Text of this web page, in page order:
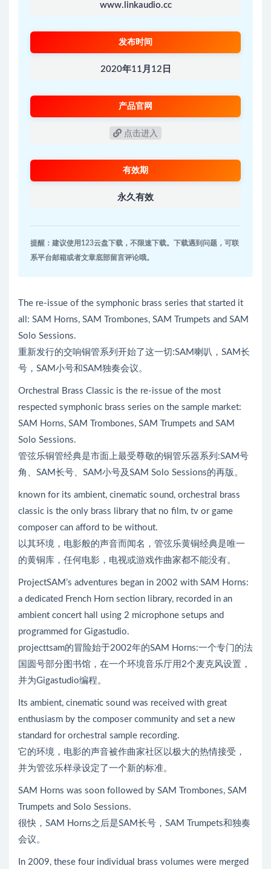
www.linkaudio.cc
发布时间
2020年11月12日
产品官网
点击进入
有效期
永久有效
提醒：建议使用123云盘下载，不限速下载。下载遇到问题，可联
系平台邮箱或者文章底部留言评论哦。
The re-issue of the symphonic brass series that started it
all: SAM Horns, SAM Trombones, SAM Trumpets and SAM
Solo Sessions.
重新发行的交响铜管系列开始了这一切:SAM喇叭，SAM长
号，SAM小号和SAM独奏会议。
Orchestral Brass Classic is the re-issue of the most
respected symphonic brass series on the sample market:
SAM Horns, SAM Trombones, SAM Trumpets and SAM
Solo Sessions.
管弦乐铜管经典是市面上最受尊敬的铜管乐器系列:SAM号
角、SAM长号、SAM小号及SAM Solo Sessions的再版。
known for its ambient, cinematic sound, orchestral brass
classic is the only brass library that no film, tv or game
composer can afford to be without.
以其环境，电影般的声音而闻名，管弦乐黄铜经典是唯一
的黄铜库，任何电影，电视或游戏作曲家都不能没有。
ProjectSAM’s adventures began in 2002 with SAM Horns:
a dedicated French Horn section library, recorded in an
ambient concert hall using 2 microphone setups and
programmed for Gigastudio.
projecttsam的冒险始于2002年的SAM Horns:一个专门的法
国圆号部分图书馆，在一个环境音乐厅用2个麦克风设置，
并为Gigastudio编程。
Its ambient, cinematic sound was received with great
enthusiasm by the composer community and set a new
standard for orchestral sample recording.
它的环境，电影的声音被作曲家社区以极大的热情接受，
并为管弦乐样录设定了一个新的标准。
SAM Horns was soon followed by SAM Trombones, SAM
Trumpets and Solo Sessions.
很快，SAM Horns之后是SAM长号，SAM Trumpets和独奏
会议。
In 2009, these four individual brass volumes were merged